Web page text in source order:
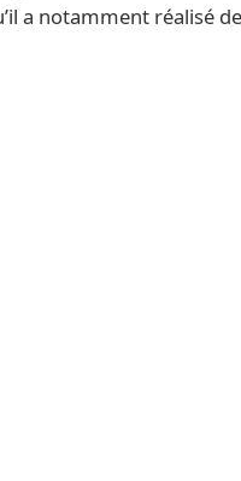
a notamment réalisé